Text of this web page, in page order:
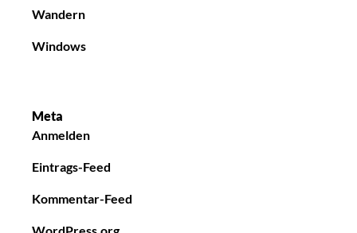
Wandern
Windows
Meta
Anmelden
Eintrags-Feed
Kommentar-Feed
WordPress.org